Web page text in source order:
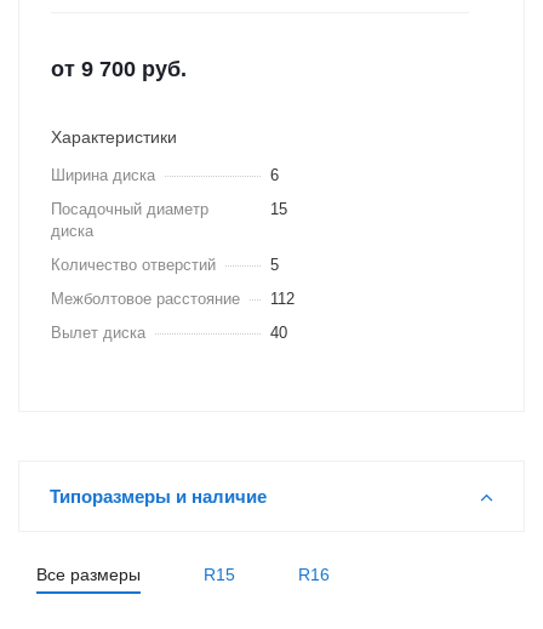
от 9 700 руб.
Характеристики
Ширина диска
6
Посадочный диаметр
диска
15
Количество отверстий
5
Межболтовое расстояние
112
Вылет диска
40
Типоразмеры и наличие
Все размеры R15 R16